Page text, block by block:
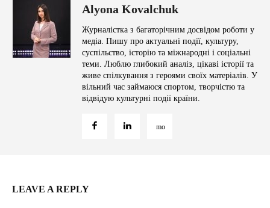
Alyona Kovalchuk
Журналістка з багаторічним досвідом роботи у
медіа. Пишу про актуальні події, культуру,
суспільство, історію та міжнародні і соціальні
теми. Люблю глибокий аналіз, цікаві історії та
живе спілкування з героями своїх матеріалів. У
вільний час займаюся спортом, творчістю та
відвідую культурні події країни.
LEAVE A REPLY